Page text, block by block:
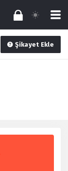
Şikayet Ekle